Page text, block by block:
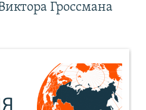
Гроссмана